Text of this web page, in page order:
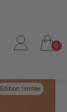
0
Edition limitée